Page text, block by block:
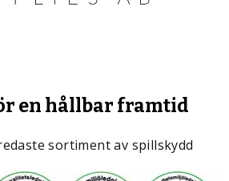
en hållbar framtid
sortiment av spillskydd